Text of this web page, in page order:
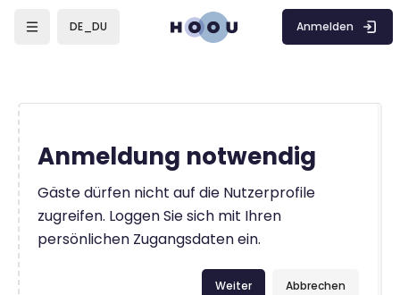
DE_DU Anmelden
Anmeldung notwendig
Gäste dürfen nicht auf die Nutzerprofile
zugreifen. Loggen Sie sich mit Ihren
persönlichen Zugangsdaten ein.
Abbrechen
Weiter